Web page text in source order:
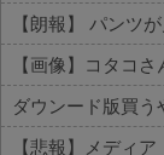
【画像】コタコ
ダウンード版買う